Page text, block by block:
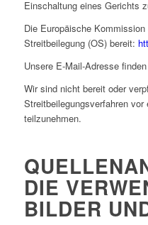
Einschaltung eines Gerichts
Die Europäische
Streitbeilegung (OS) bereit:
Unsere E-Mail-Adresse
Wir sind nicht bereit oder
Streitbeilegungsverfahren
teilzunehmen.
DIE
BILDER